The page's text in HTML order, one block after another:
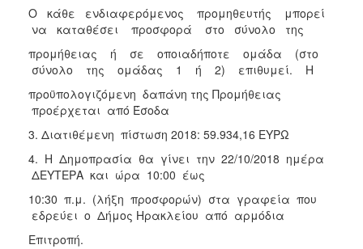
O κάθε ενδιαφερόμενος προμηθευτής μπορεί
να καταθέσει προσφορά στο σύνολο της
προμήθειας ή σε οποιαδήποτε ομάδα (στο
σύνολο της ομάδας 1 ή 2) επιθυμεί. Η
προϋπολογιζόμενη δαπάνη της Προμήθειας
προέρχεται από Έσοδα
3. Διατιθέμενη πίστωση 2018: 59.934,16 ΕΥΡΩ
4. Η Δημοπρασία θα γίνει την 22/10/2018 ημέρα
ΔΕΥΤΕΡΑ και ώρα 10:00 έως
10:30 π.μ. (λήξη προσφορών) στα γραφεία που
εδρεύει ο Δήμος Ηρακλείου από αρμόδια
Επιτροπή.